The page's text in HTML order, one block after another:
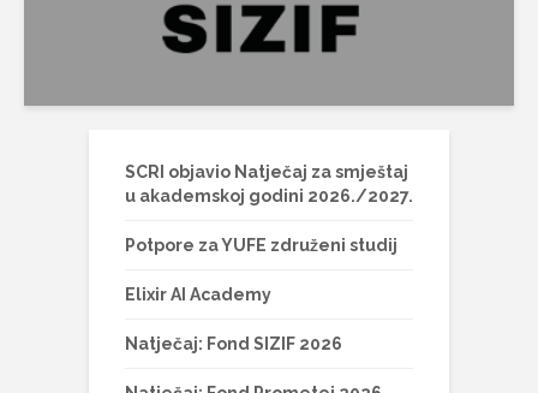
SCRI objavio Natječaj za smještaj
u akademskoj godini 2026./2027.
Potpore za YUFE združeni studij
Elixir AI Academy
Natječaj: Fond SIZIF 2026